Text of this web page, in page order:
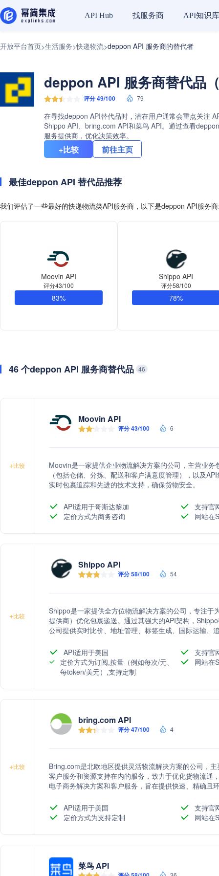
API Hub 找服务商 API知识库
开放平台首页>生活服务>快递物流>deppon API 服务商的替代者
deppon API 服务商替代品
评分 49/100 79
在寻找deppon API替代品时，潜在用户通常会重点关注
Shippo API、bring.com API和菜鸟 API。通过查看
服务提供商，优化决策效率。
+比较 前往主页
最佳deppon API 替代品推荐
我们评估了一些最好的快递物流类API服务商，以下是deppon API服务
Moovin API
评分43/100
83%
Shippo API
评分58/100
78%
46 个deppon API 服务商替代品 46
+比较
Moovin API
评分 43/100 6
Moovin是一家提供企业物流解决方案的公司，主营业
（包括仓储、分拣、配送和客户满意度管理），以及
实时包裹追踪和先进的技术支持，确保货物安全。
API适用于哥斯达黎加
支持官
定价方式为商务咨询
网站在
+比较
Shippo API
评分 58/100 54
Shippo是一家提供全方位物流解决方案的公司，专注
提供商）优化包裹递送。通过其强大的API架构，
公司提供实时比价、地址管理、标签生成、国际运输、
全球40多家顶级承运商提供服务。
API适用于美国
支持官
定价方式为订阅,按量（例如每次/元、
每token/美元）,支持定制
网站在
+比较
bring.com API
评分 47/100 4
Bring.com是北欧地区提供灵活物流解决方案的公司，
客户服务和资源支持在内的服务，致力于优化货物流通
电子商务解决方案和客户服务，旨在提供快速、精确且
API适用于美国
支持官
定价方式为支持定制
网站在
菜鸟 API